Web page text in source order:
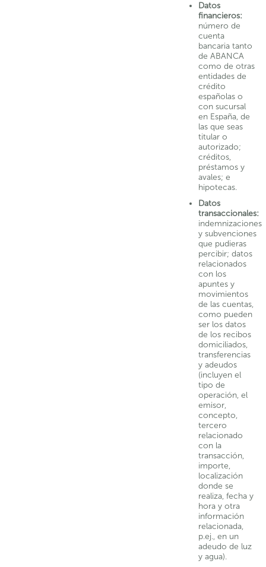
Datos
financieros:
número de
cuenta
bancaria tanto
de ABANCA
como de otras
entidades de
crédito
españolas o
con sucursal
en España, de
las que seas
titular o
autorizado;
créditos,
préstamos y
avales; e
hipotecas.
Datos
transaccionales:
indemnizaciones
y subvenciones
que pudieras
percibir; datos
relacionados
con los
apuntes y
movimientos
de las cuentas,
como pueden
ser los datos
de los recibos
domiciliados,
transferencias
y adeudos
(incluyen el
tipo de
operación, el
emisor,
concepto,
tercero
relacionado
con la
transacción,
importe,
localización
donde se
realiza, fecha y
hora y otra
información
relacionada,
p.ej., en un
adeudo de luz
y agua).